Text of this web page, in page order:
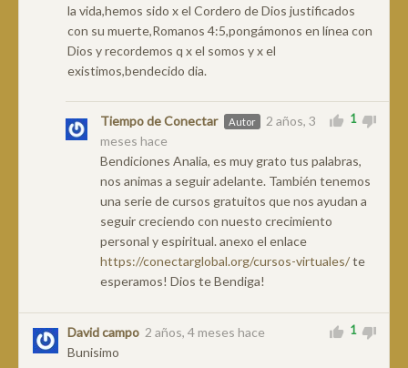
la vida,hemos sido x el Cordero de Dios justificados
con su muerte,Romanos 4:5,pongámonos en línea con
Dios y recordemos q x el somos y x el
existimos,bendecido dia.
Tiempo de Conectar Autor
2 años, 3
meses hace
Bendiciones Analia, es muy grato tus palabras,
nos animas a seguir adelante. También tenemos
una serie de cursos gratuitos que nos ayudan a
seguir creciendo con nuesto crecimiento
personal y espiritual. anexo el enlace
https://conectarglobal.org/cursos-virtuales/te
esperamos! Dios te Bendiga!
1
David campo 2 años, 4 meses hace
Bunisimo
1